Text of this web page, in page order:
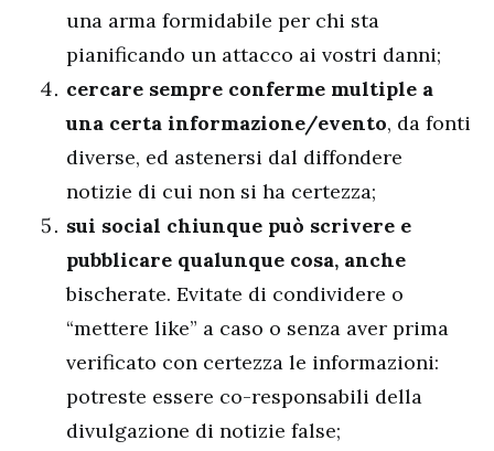
una arma formidabile per chi sta
pianificando un attacco ai vostri danni;
cercare sempre conferme multiple a
una certa informazione/evento, da fonti
diverse, ed astenersi dal diffondere
notizie di cui non si ha certezza;
sui social chiunque può scrivere e
pubblicare qualunque cosa, anche
bischerate. Evitate di condividere o
“mettere like” a caso o senza aver prima
verificato con certezza le informazioni:
potreste essere co-responsabili della
divulgazione di notizie false;